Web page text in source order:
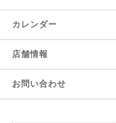
カレンダー
店舗情報
お問い合わせ